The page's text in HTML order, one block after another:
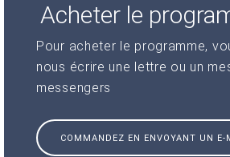
Acheter le
Pour acheter le programme,
nous écrire une lettre ou un
messengers
COMMANDEZ EN ENVOYANT UN E-